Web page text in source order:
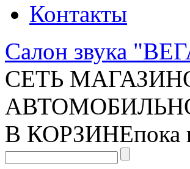
Контакты
Салон звука
СЕТЬ
В КОРЗИНЕпока